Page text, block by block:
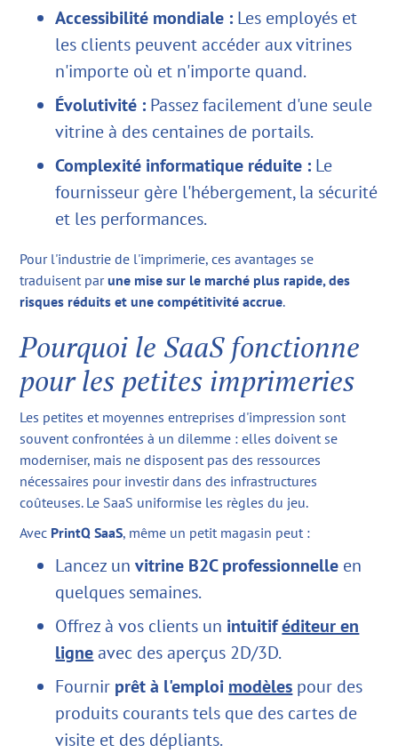
Accessibilité mondiale : Les employés et
les clients peuvent accéder aux vitrines
n'importe où et n'importe quand.
Évolutivité : Passez facilement d'une seule
vitrine à des centaines de portails.
Complexité informatique réduite : Le
fournisseur gère l'hébergement, la sécurité
et les performances.
Pour l'industrie de l'imprimerie, ces avantages se
traduisent parune mise sur le marché plus rapide, des
risques réduits et une compétitivité accrue.
Pourquoi le SaaS fonctionne
pour les petites imprimeries
Les petites et moyennes entreprises d'impression sont
souvent confrontées à un dilemme : elles doivent se
moderniser, mais ne disposent pas des ressources
nécessaires pour investir dans des infrastructures
coûteuses. Le SaaS uniformise les règles du jeu.
Avec PrintQ SaaS, même un petit magasin peut :
Lancez unvitrine B2C professionnelle en
quelques semaines.
Offrez à vos clients un intuitiféditeur en
ligneavec des aperçus 2D/3D.
Fournir prêt à l'emploi modèles pour des
produits courants tels que des cartes de
visite et des dépliants.